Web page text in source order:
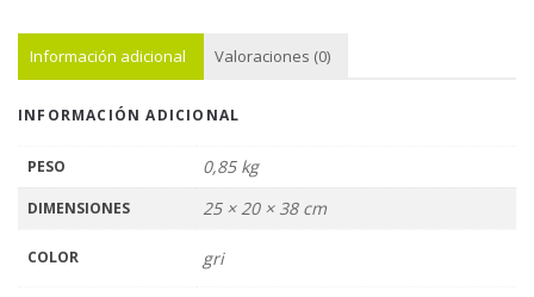
Información adicional Valoraciones (0)
INFORMACIÓN ADICIONAL
PESO 0,85 kg
DIMENSIONES 25 × 20 × 38 cm
COLOR gri